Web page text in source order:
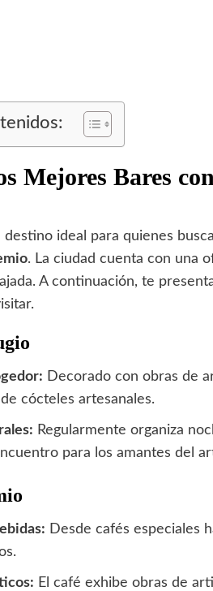
Mejores Bares
destino ideal para quienes
. La ciudad cuenta con una
A continuación, te
Decorado con obras de
cócteles artesanales.
Regularmente organiza
para los amantes del
Desde cafés especiales
El café exhibe obras de